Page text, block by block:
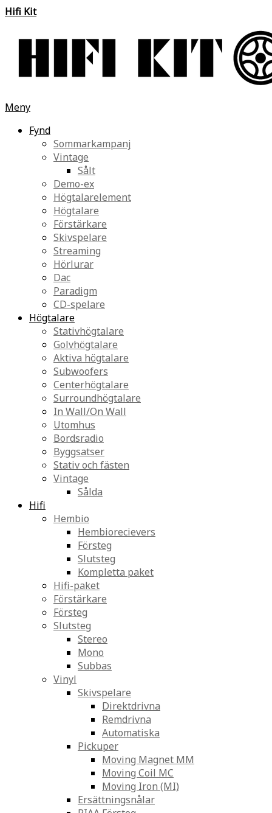
Hifi Kit
Meny
Fynd
Sommarkampanj
Vintage
Sålt
Demo-ex
Högtalarelement
Högtalare
Förstärkare
Skivspelare
Streaming
Hörlurar
Dac
Paradigm
CD-spelare
Högtalare
Stativhögtalare
Golvhögtalare
Aktiva högtalare
Subwoofers
Centerhögtalare
Surroundhögtalare
In Wall/On Wall
Utomhus
Bordsradio
Byggsatser
Stativ och fästen
Vintage
Sålda
Hifi
Hembio
Hembiorecievers
Försteg
Slutsteg
Kompletta paket
Hifi-paket
Förstärkare
Försteg
Slutsteg
Stereo
Mono
Subbas
Vinyl
Skivspelare
Direktdrivna
Remdrivna
Automatiska
Pickuper
Moving Magnet MM
Moving Coil MC
Moving Iron (MI)
Ersättningsnålar